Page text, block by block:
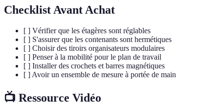
Checklist Avant Achat
[ ] Vérifier que les étagères sont réglables
[ ] S'assurer que les contenants sont hermétiques
[ ] Choisir des tiroirs organisateurs modulaires
[ ] Penser à la mobilité pour le plan de travail
[ ] Installer des crochets et barres magnétiques
[ ] Avoir un ensemble de mesure à portée de main
📺 Ressource Vidéo